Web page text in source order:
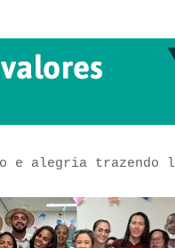
e alegria